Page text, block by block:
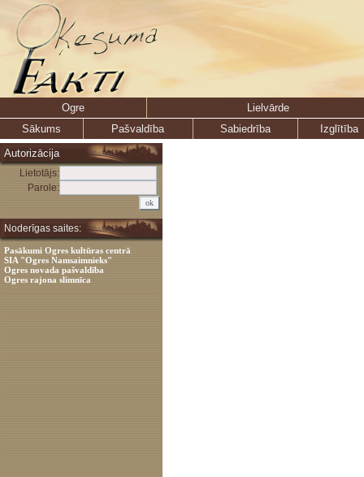
Ogre
Lielvārde
Sākums
Pašvaldība Sabiedrība
Izglītība
Autorizācija
Lietotājs:
Parole:
Noderīgas saites:
Pasākumi Ogres kultūras centrā
SIA "Ogres Namsaimnieks"
Ogres novada pašvaldība
Ogres rajona slimnīca